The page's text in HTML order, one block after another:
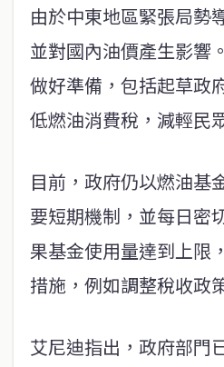
由於中東地區緊張局勢
並對國內油價產生影響
做好準備，包括起草政
低燃油消費稅，減輕民
目前，政府仍以燃油基
要短期機制，並每日密
果基金使用量達到上限
措施，例如調整稅收政
艾尼迪指出，政府部門